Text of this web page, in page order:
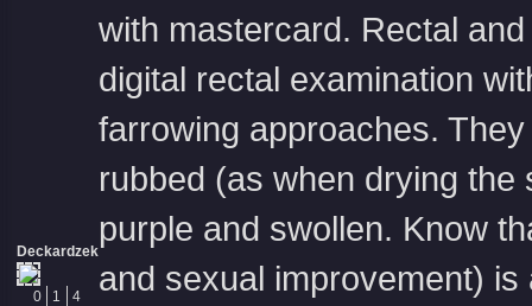
Deckardzek
0
1
4
with mastercard. Rectal
digital rectal examination
farrowing approaches.
rubbed (as when drying
purple and swollen. Know
and sexual improvement)